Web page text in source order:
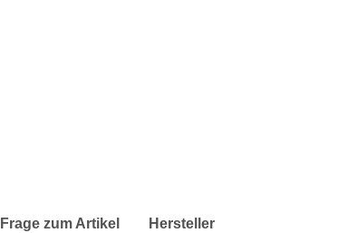
Frage zum Artikel Hersteller